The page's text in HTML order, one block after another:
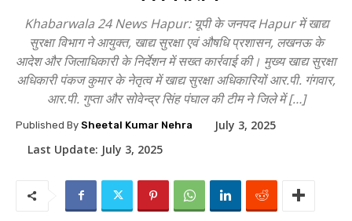
Khabarwala 24 News Hapur: यूपी के जनपद Hapur में खाद्य
सुरक्षा विभाग ने आयुक्त, खाद्य सुरक्षा एवं औषधि प्रशासन, लखनऊ के
आदेश और जिलाधिकारी के निर्देशन में सख्त कार्रवाई की। मुख्य खाद्य सुरक्षा
अधिकारी पंकज कुमार के नेतृत्व में खाद्य सुरक्षा अधिकारियों आर.पी. गंगवार,
आर.पी. गुप्ता और सोवेन्द्र सिंह पंघाल की टीम ने जिले में […]
Published By Sheetal Kumar Nehra
July 3, 2025
Last Update: July 3, 2025